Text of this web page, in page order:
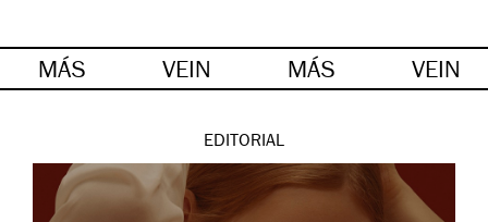
MÁS VEIN MÁS VEIN
EDITORIAL